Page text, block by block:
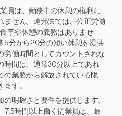
員は、勤務中の休憩の権利に
ません。連邦法では、公正労働
事や休憩の義務はありませ
5分から20分の短い休憩を提供
労働時間としてカウントされな
時間は、通常30分以上であれ
の業務から解放されている限
す。
明確さと要件を提供します。
7.5時間以上働く従業員は、最